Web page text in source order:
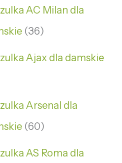
AC Milan dla
36
Ajax dla damskie
Arsenal dla
60
AS Roma dla